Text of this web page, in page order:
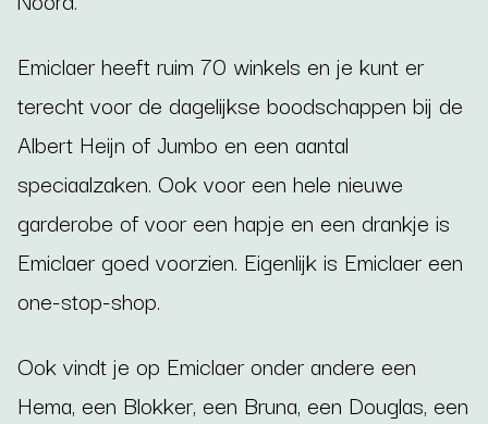
Emiclaer heeft ruim 70 winkels en je kunt er
terecht voor de dagelijkse boodschappen bij de
Albert Heijn of Jumbo en een aantal
speciaalzaken. Ook voor een hele nieuwe
garderobe of voor een hapje en een drankje is
Emiclaer goed voorzien. Eigenlijk is Emiclaer een
one-stop-shop.
Ook vindt je op Emiclaer onder andere een
Hema, een Blokker, een Bruna, een Douglas, een